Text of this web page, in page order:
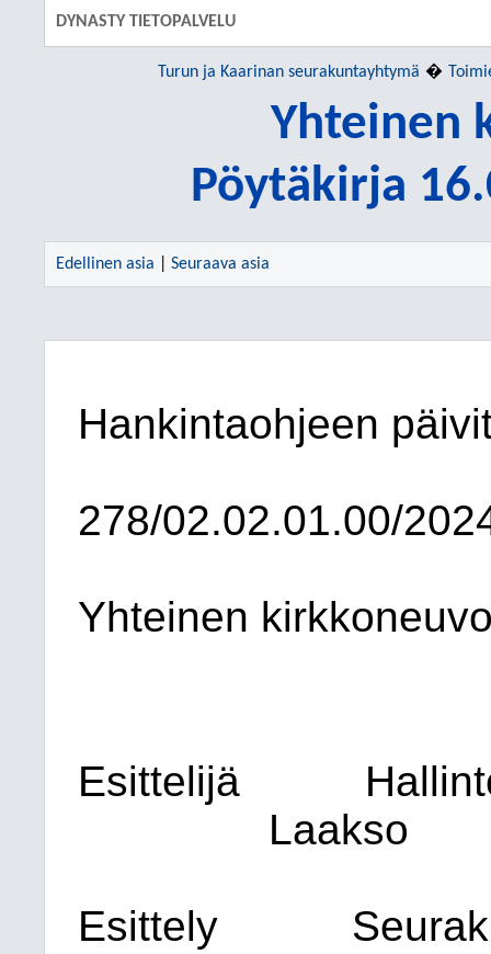
DYNASTY TIETOPALVELU
Turun ja Kaarinan seurakuntayhtymä
Yhteinen
Pöytäkirja
Edellinen asia Seuraava asia
Hankintaohjeen
278/02.02.01.00/
Yhteinen
Esittelijä
Laakso
Esittely